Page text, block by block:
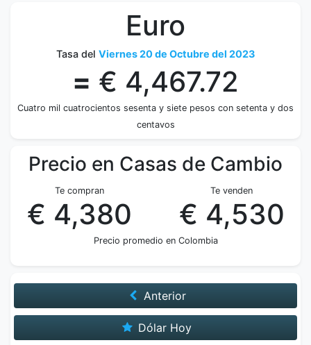
Euro
Tasa del Viernes 20 de Octubre del 2023
= € 4,467.72
Cuatro mil cuatrocientos sesenta y siete pesos con setenta y dos
centavos
Precio en Casas de Cambio
Te compran
€ 4,380
Te venden
€ 4,530
Precio promedio en Colombia
Anterior
Dólar Hoy